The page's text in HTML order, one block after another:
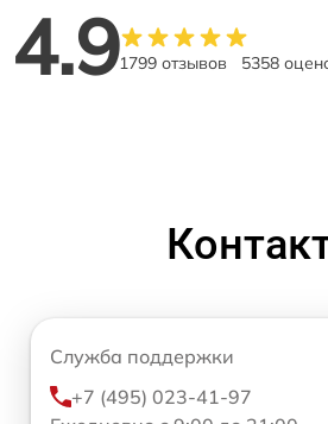
4.91799 отзывов 5358
Служба поддержки
+7 (495) 023-41-97